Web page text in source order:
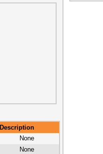
Description
None
None